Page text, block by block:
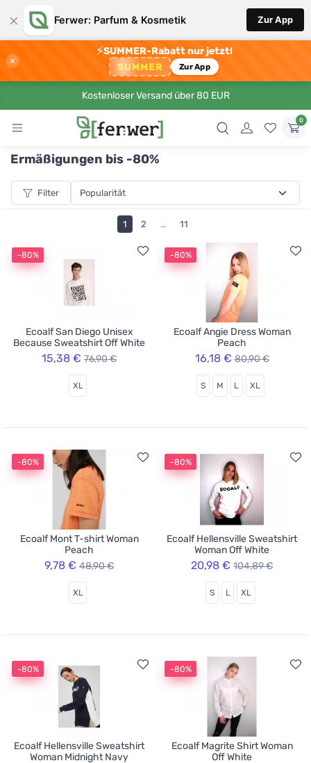
× Ferwer: Parfum & Kosmetik Zur App
×
⚡SUMMER-Rabatt nur jetzt!
SUMMER Zur App
Kostenloser Versand über 80 EUR
0
Ermäßigungen bis -80%
Filter
1 2 … 11
-80%
Ecoalf San Diego Unisex
Because Sweatshirt Off White
15,38 € 76,90 €
XL
-80%
Ecoalf Angie Dress Woman
Peach
16,18 € 80,90 €
S M L XL
-80%
Ecoalf Mont T-shirt Woman
Peach
9,78 € 48,90 €
XL
-80%
Ecoalf Hellensville Sweatshirt
Woman Off White
20,98 € 104,89 €
S L XL
-80%
Ecoalf Hellensville Sweatshirt
Woman Midnight Navy
-80%
Ecoalf Magrite Shirt Woman
Off White